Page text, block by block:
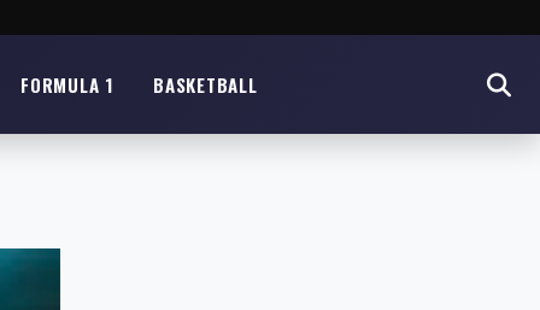
FORMULA 1 BASKETBALL